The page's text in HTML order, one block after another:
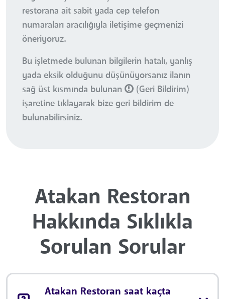
restorana ait sabit yada cep telefon
numaraları aracılığıyla iletişime geçmenizi
öneriyoruz.
Bu işletmede bulunan bilgilerin hatalı, yanlış
yada eksik olduğunu düşünüyorsanız ilanın
sağ üst kısmında bulunan
(Geri Bildirim)
işaretine tıklayarak bize geri bildirim de
bulunabilirsiniz.
Atakan Restoran
Hakkında Sıklıkla
Sorulan Sorular
Atakan Restoran saat kaçta